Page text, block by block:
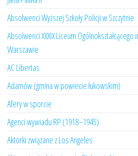
Absolwenci Wyższej Szkoły Policji w Szczytnie
Absolwenci XXXIX Liceum
Warszawie
AC Libertas
Adamów (gmina w powiecie łukowskim)
Afery w sporcie
Agenci wywiadu RP (1918–1945)
Aktorki związane z Los Angeles